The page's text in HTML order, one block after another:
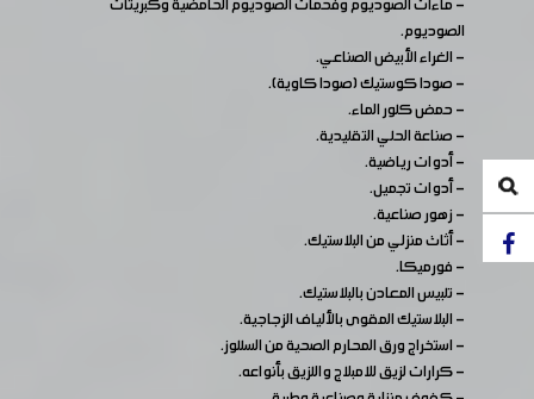
الصوديوم.
- الغراء الأبيض الصناعي.
- صودا كوستيك (صودا كاوية).
- حمض كلور الماء.
- صناعة الحلي التقليدية.
- أدوات رياضية.
- أدوات تجميل.
- زهور صناعية.
- أثاث منزلي من البلاستيك.
- فورميكا.
- تلبيس المعادن بالبلاستيك.
- البلاستيك المقوى بالألياف الزجاجية.
- استخراج ورق المحارم الصحية من السللوز.
- كرارات لزيق للامبلاج واللزيق بأنواعه.